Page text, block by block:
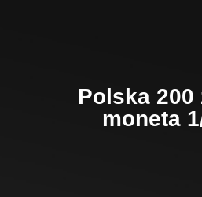
Polska 200
moneta